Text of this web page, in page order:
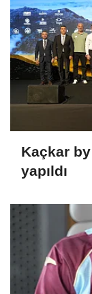
Kaçkar by
yapıldı